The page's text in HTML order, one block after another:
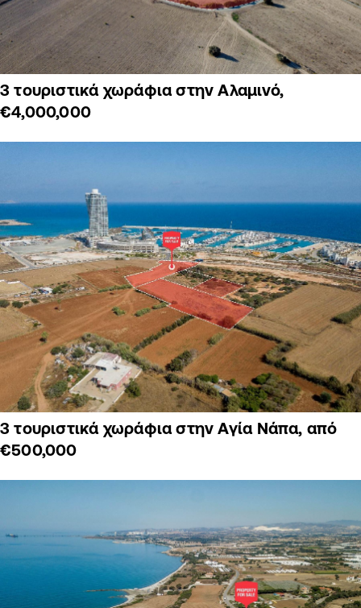
3 τουριστικά χωράφια στην Αλαμινό,
€4,000,000
3 τουριστικά χωράφια στην Αγία Νάπα, από
€500,000